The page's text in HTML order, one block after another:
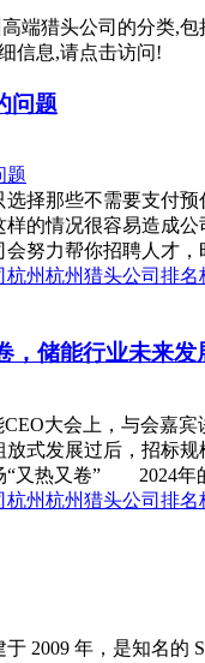
端猎头公司 的分类,包
信息,请点击访问!
问题
择那些不需要支付
的情况很容易造成
努力帮你招聘人才
杭州杭州猎头公司排名
，储能行业未来发
CEO大会上，与会
式发展过后，招标
热又卷” 2024年的
杭州杭州猎头公司排名
2009 年，是知名